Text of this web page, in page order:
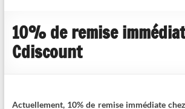
reviews
10% de remise
Cdiscount
Actuellement, 10% de remise immédiate chez